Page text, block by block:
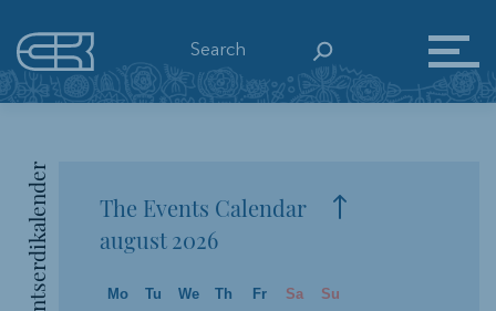
Kontserdikalender
The Events Calendar
august2026
Mo Tu We Th Fr Sa
Su